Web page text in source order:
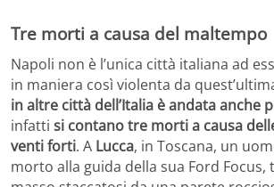
Tre morti a causa del maltempo
Napoli non è l’unica città italiana ad
in maniera così violenta da
in altre città dell’Italia è andata anche
infatti si contano tre morti a causa
venti forti. A Lucca, in Toscana, un
morto alla guida della sua Ford Focus,